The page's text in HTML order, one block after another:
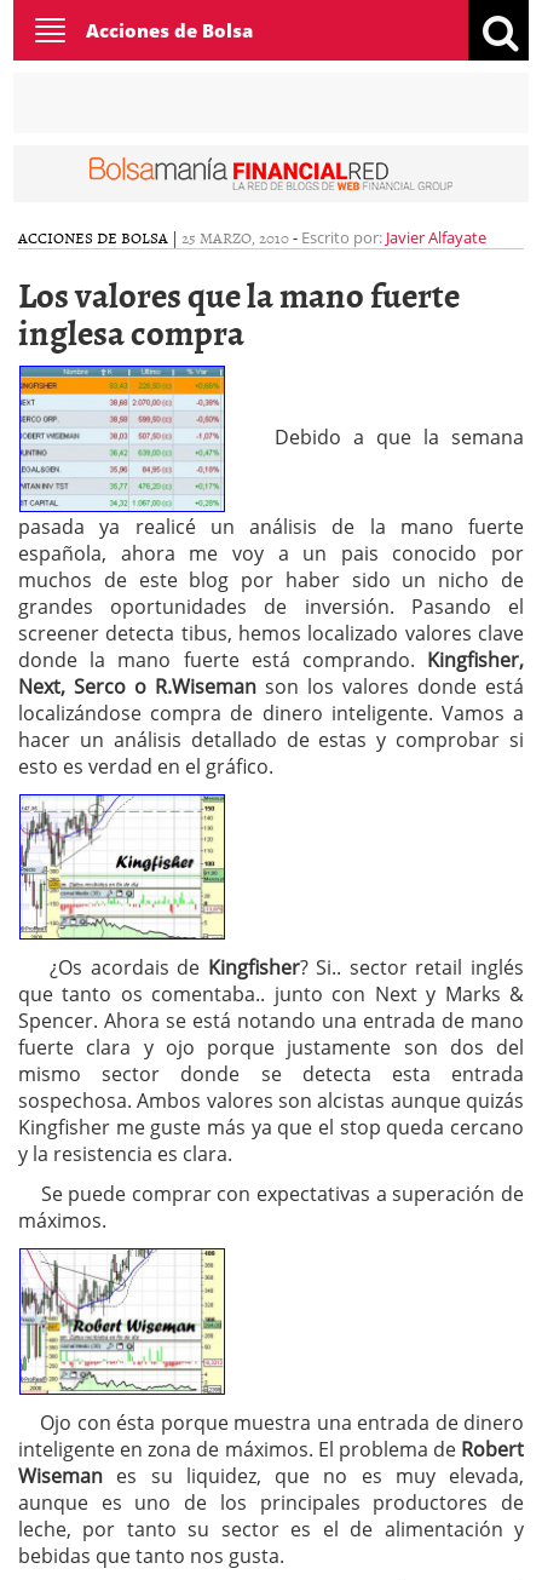
Toggle
navigation
Acciones de Bolsa
ACCIONES DE BOLSA | 25 MARZO, 2010- Escrito por: Javier Alfayate
Los valores que la mano fuerte
inglesa compra
Debido a que la semana
pasada ya realicé un análisis de la mano fuerte
española, ahora me voy a un pais conocido por
muchos de este blog por haber sido un nicho de
grandes oportunidades de inversión. Pasando el
screener detecta tibus, hemos localizado valores clave
donde la mano fuerte está comprando. Kingfisher,
Next, Serco o R.Wiseman son los valores donde está
localizándose compra de dinero inteligente. Vamos a
hacer un análisis detallado de estas y comprobar si
esto es verdad en el gráfico.
¿Os acordais de Kingfisher? Si.. sector retail inglés
que tanto os comentaba.. junto con Next y Marks &
Spencer. Ahora se está notando una entrada de mano
fuerte clara y ojo porque justamente son dos del
mismo sector donde se detecta esta entrada
sospechosa. Ambos valores son alcistas aunque quizás
Kingfisher me guste más ya que el stop queda cercano
y la resistencia es clara.
Se puede comprar con expectativas a superación de
máximos.
Ojo con ésta porque muestra una entrada de dinero
inteligente en zona de máximos. El problema de Robert
Wiseman es su liquidez, que no es muy elevada,
aunque es uno de los principales productores de
leche, por tanto su sector es el de alimentación y
bebidas que tanto nos gusta.